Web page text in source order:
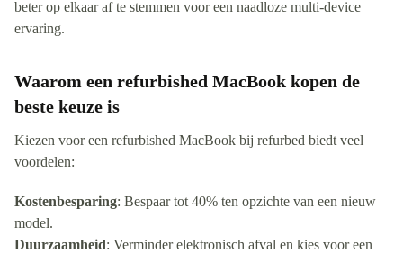
beter op elkaar af te stemmen voor een naadloze multi-device
ervaring.
Waarom een refurbished MacBook kopen de
beste keuze is
Kiezen voor een refurbished MacBook bij refurbed biedt veel
voordelen:
Kostenbesparing: Bespaar tot 40% ten opzichte van een nieuw
model.
Duurzaamheid: Verminder elektronisch afval en kies voor een